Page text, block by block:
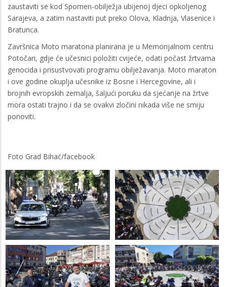
zaustaviti se kod Spomen-obilježja ubijenoj djeci opkoljenog
Sarajeva, a zatim nastaviti put preko Olova, Kladnja, Vlasenice i
Bratunca.
Završnica Moto maratona planirana je u Memorijalnom centru
Potočari, gdje će učesnici položiti cvijeće, odati počast žrtvama
genocida i prisustvovati programu obilježavanja. Moto maraton
i ove godine okuplja učesnike iz Bosne i Hercegovine, ali i
brojnih evropskih zemalja, šaljući poruku da sjećanje na žrtve
mora ostati trajno i da se ovakvi zločini nikada više ne smiju
ponoviti.
Foto Grad Bihać/facebook